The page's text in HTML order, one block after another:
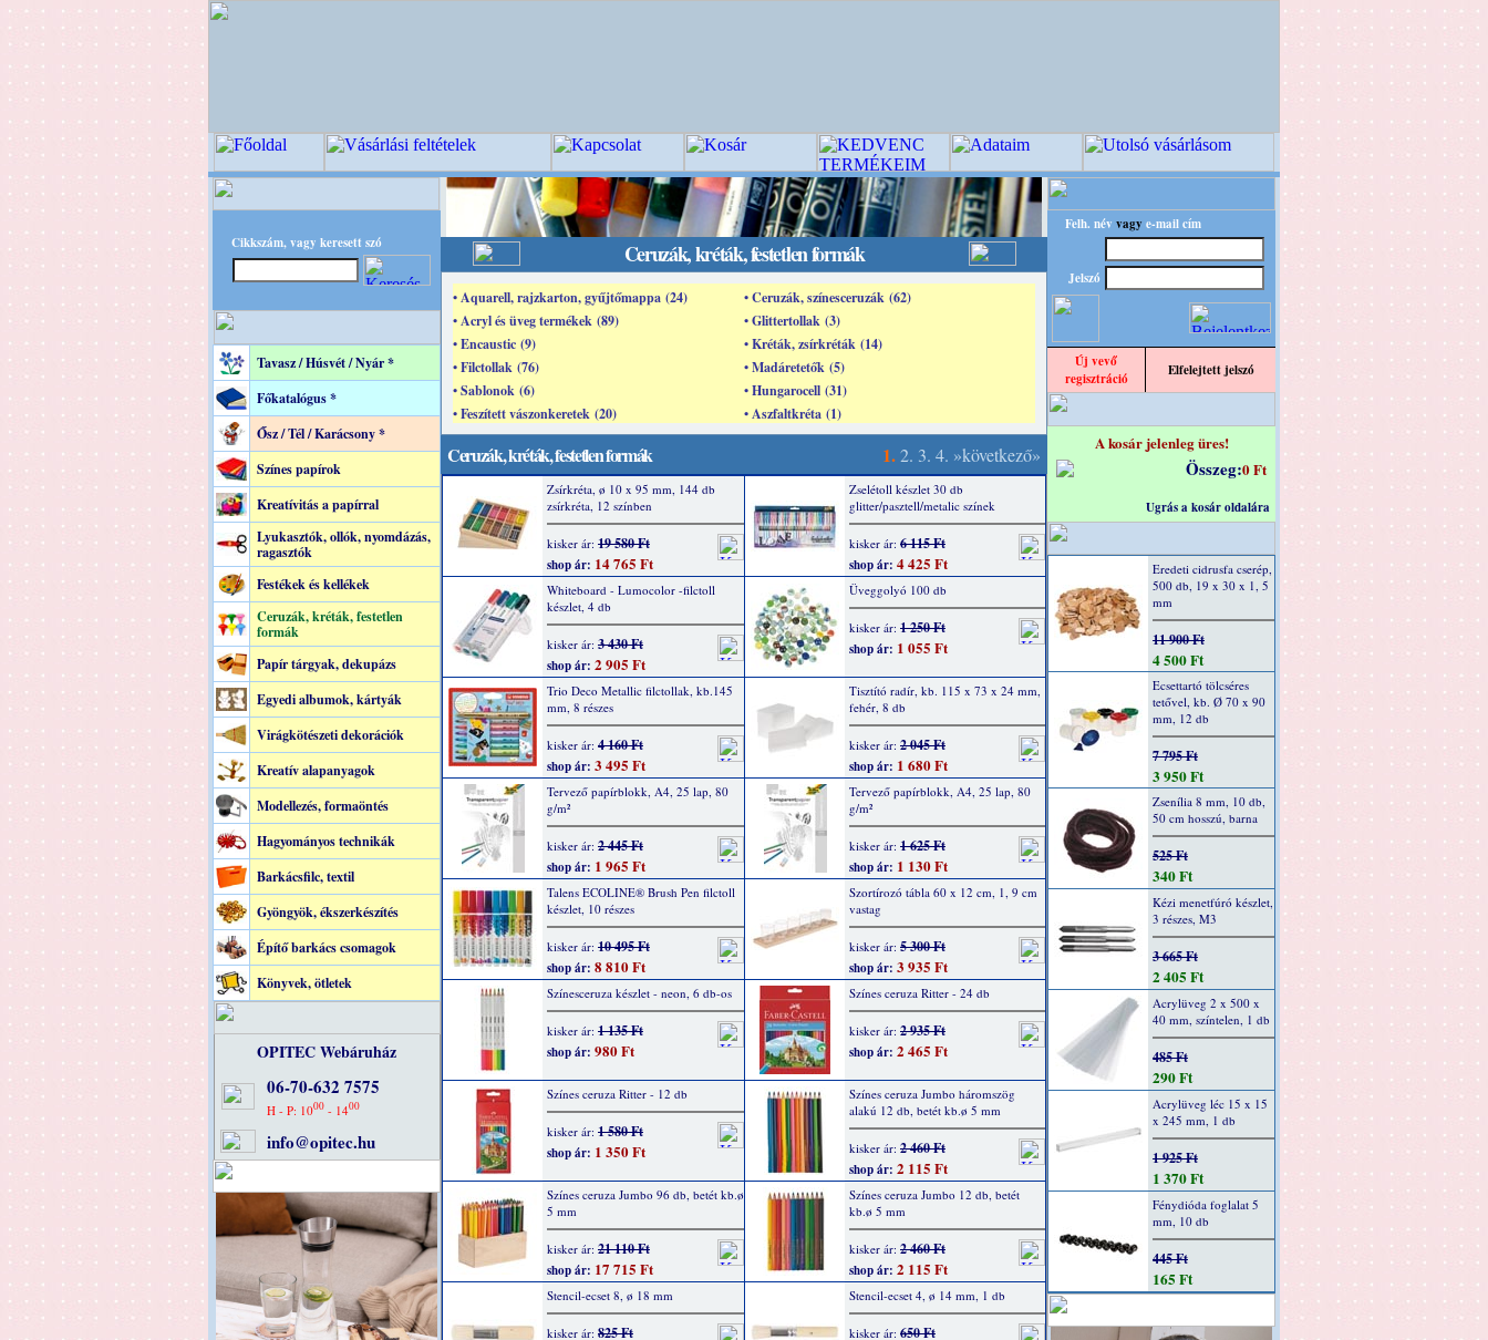
Cikkszám, vagy keresett szó
Tavasz / Húsvét / Nyár *
Főkatalógus *
Ősz / Tél / Karácsony *
Színes papírok
Kreatívitás a papírral
Lyukasztók, ollók, nyomdázás,
ragasztók
Festékek és kellékek
Ceruzák, kréták, festetlen
formák
Papír tárgyak, dekupázs
Egyedi albumok, kártyák
Virágkötészeti dekorációk
Kreatív alapanyagok
Modellezés, formaöntés
Hagyományos technikák
Barkácsfilc, textil
Gyöngyök, ékszerkészítés
Építő barkács csomagok
Könyvek, ötletek
OPITEC Webáruház
06-70-632 7575
H - P: 1000- 1400
info@opitec.hu
Ceruzák, kréták, festetlen formák
• Aquarell, rajzkarton, gyűjtőmappa (24)
• Ceruzák, színesceruzák (62)
• Acryl és üveg termékek (89)
• Glittertollak (3)
• Encaustic (9)
• Kréták, zsírkréták (14)
• Filctollak (76)
• Madáretetők (5)
• Sablonok (6)
• Hungarocell (31)
• Feszített vászonkeretek (20)
• Aszfaltkréta (1)
Ceruzák, kréták, festetlen formák 1.2. 3. 4. »következő»
Zsírkréta, ø 10 x 95 mm, 144 db
zsírkréta, 12 színben
kisker ár: 19 580 Ft
shop ár: 14 765 Ft
Zselétoll készlet 30 db
glitter/pasztell/metalic színek
kisker ár: 6 115 Ft
shop ár: 4 425 Ft
Whiteboard - Lumocolor -filctoll
készlet, 4 db
kisker ár: 3 430 Ft
shop ár: 2 905 Ft
Üveggolyó 100 db
kisker ár: 1 250 Ft
shop ár: 1 055 Ft
Trio Deco Metallic filctollak, kb.145
mm, 8 részes
kisker ár: 4 160 Ft
shop ár: 3 495 Ft
Tisztító radír, kb. 115 x 73 x 24 mm,
fehér, 8 db
kisker ár: 2 045 Ft
shop ár: 1 680 Ft
Tervező papírblokk, A4, 25 lap, 80
g/m²
kisker ár: 2 445 Ft
shop ár: 1 965 Ft
Tervező papírblokk, A4, 25 lap, 80
g/m²
kisker ár: 1 625 Ft
shop ár: 1 130 Ft
Talens ECOLINE® Brush Pen filctoll
készlet, 10 részes
kisker ár: 10 495 Ft
shop ár: 8 810 Ft
Szortírozó tábla 60 x 12 cm, 1, 9 cm
vastag
kisker ár: 5 300 Ft
shop ár: 3 935 Ft
Színesceruza készlet - neon, 6 db-os
kisker ár: 1 135 Ft
shop ár: 980 Ft
Színes ceruza Ritter - 24 db
kisker ár: 2 935 Ft
shop ár: 2 465 Ft
Színes ceruza Ritter - 12 db
kisker ár: 1 580 Ft
shop ár: 1 350 Ft
Színes ceruza Jumbo háromszög
alakú 12 db, betét kb.ø 5 mm
kisker ár: 2 460 Ft
shop ár: 2 115 Ft
Színes ceruza Jumbo 96 db, betét kb.ø
5 mm
kisker ár: 21 110 Ft
shop ár: 17 715 Ft
Színes ceruza Jumbo 12 db, betét
kb.ø 5 mm
kisker ár: 2 460 Ft
shop ár: 2 115 Ft
Stencil-ecset 8, ø 18 mm
kisker ár: 825 Ft
Stencil-ecset 4, ø 14 mm, 1 db
kisker ár: 650 Ft
Felh. név vagy e-mail cím
Jelszó
Új vevő
regisztráció
Elfelejtett jelszó
A kosár jelenleg üres!
Összeg:0 Ft
Ugrás a kosár oldalára
Eredeti cidrusfa cserép,
500 db, 19 x 30 x 1, 5
mm
11 900 Ft
4 500 Ft
Ecsettartó tölcséres
tetővel, kb. Ø 70 x 90
mm, 12 db
7 795 Ft
3 950 Ft
Zsenília 8 mm, 10 db,
50 cm hosszú, barna
525 Ft
340 Ft
Kézi menetfúró készlet,
3 részes, M3
3 665 Ft
2 405 Ft
Acrylüveg 2 x 500 x
40 mm, színtelen, 1 db
485 Ft
290 Ft
Acrylüveg léc 15 x 15
x 245 mm, 1 db
1 925 Ft
1 370 Ft
Fénydióda foglalat 5
mm, 10 db
445 Ft
165 Ft